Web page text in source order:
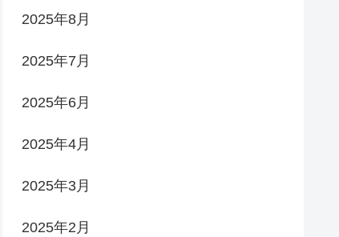
2025年8月
2025年7月
2025年6月
2025年4月
2025年3月
2025年2月